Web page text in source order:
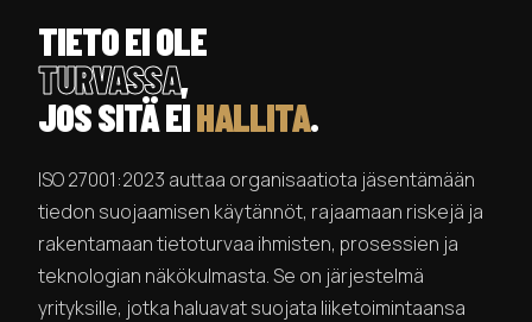
TIETO EI OLE
TURVASSA,
JOS SITÄ EIHALLITA.
ISO 27001:2023 auttaa organisaatiota jäsentämään
tiedon suojaamisen käytännöt, rajaamaan riskejä ja
rakentamaan tietoturvaa ihmisten, prosessien ja
teknologian näkökulmasta. Se on järjestelmä
yrityksille, jotka haluavat suojata liiketoimintaansa